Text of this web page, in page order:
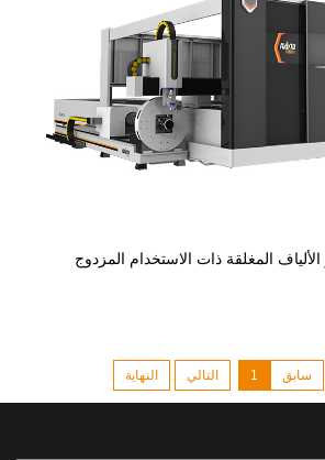
الألياف المغلقة ذات الاستخدام المزدوج
سابق 1 التالي النهاية